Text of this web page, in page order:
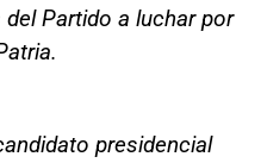
Partido a luchar por
presidencial